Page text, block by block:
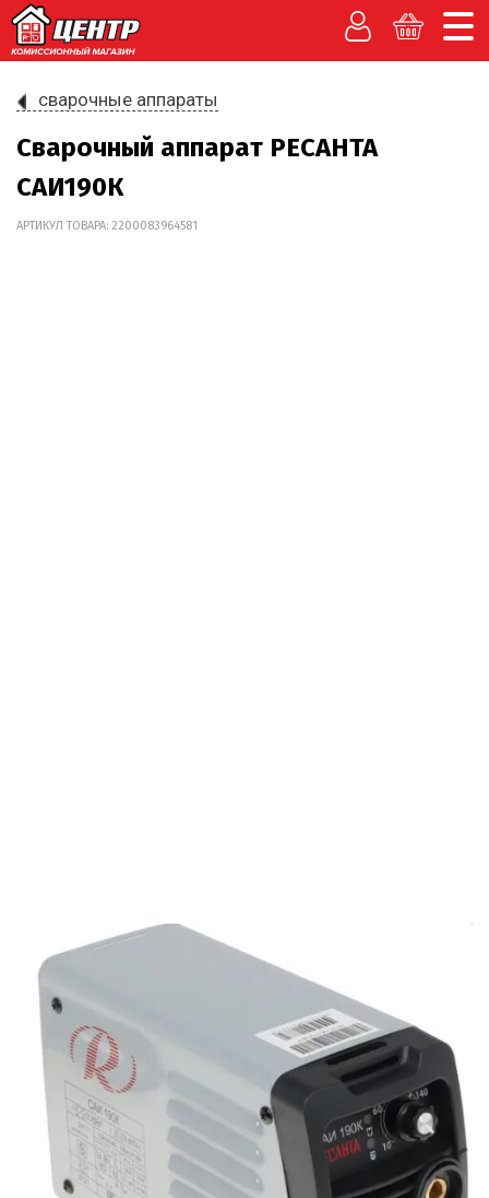
сварочные аппараты
Сварочный аппарат РЕСАНТА
САИ190К
АРТИКУЛ ТОВАРА: 2200083964581